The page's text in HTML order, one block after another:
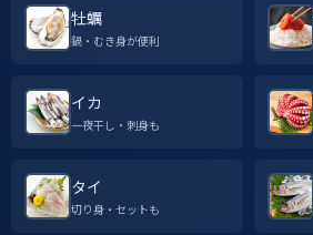
牡蠣
鍋・むき身が便利
イカ
一夜干し・刺身も
タイ
切り身・セットも